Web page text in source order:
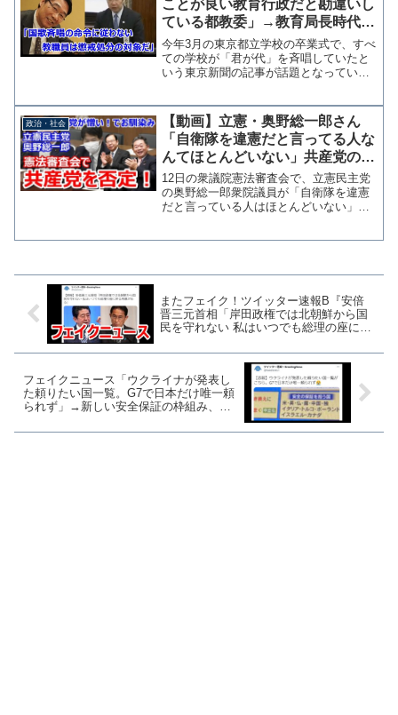
ことが良い教育行政だと勘違いし
ている都教委」→教育局長時代の
前川さん「国歌を斉唱するよう指
導、命令に従わない教員は懲戒対
象だ」
今年3月の東京都立学校の卒業式で、すべ
ての学校が「君が代」を斉唱していたと
いう東京新聞の記事が話題となってい
の斉唱は行われたことを問題視ているよ
うだ。 これに対して、元...
政治・社会
【動画】立憲・奥野総一郎さん
「自衛隊を違憲だと言ってる人な
んてほとんどいない」共産党の存
在をあっさりと否定してしまう
12日の衆議院憲法審査会で、立憲民主党
の奥野総一郎衆院議員が「自衛隊を違憲
だと言っている人はほとんどいない」と
またフェイク！ツイッター速報B『安倍
晋三元首相「岸田政権では北朝鮮から国
民を守れない 私はいつでも総理の座に戻
フェイクニュース「ウクライナが発表し
た頼りたい国一覧。G7で日本だけ唯一頼
られず」→新しい安全保証の枠組み、武